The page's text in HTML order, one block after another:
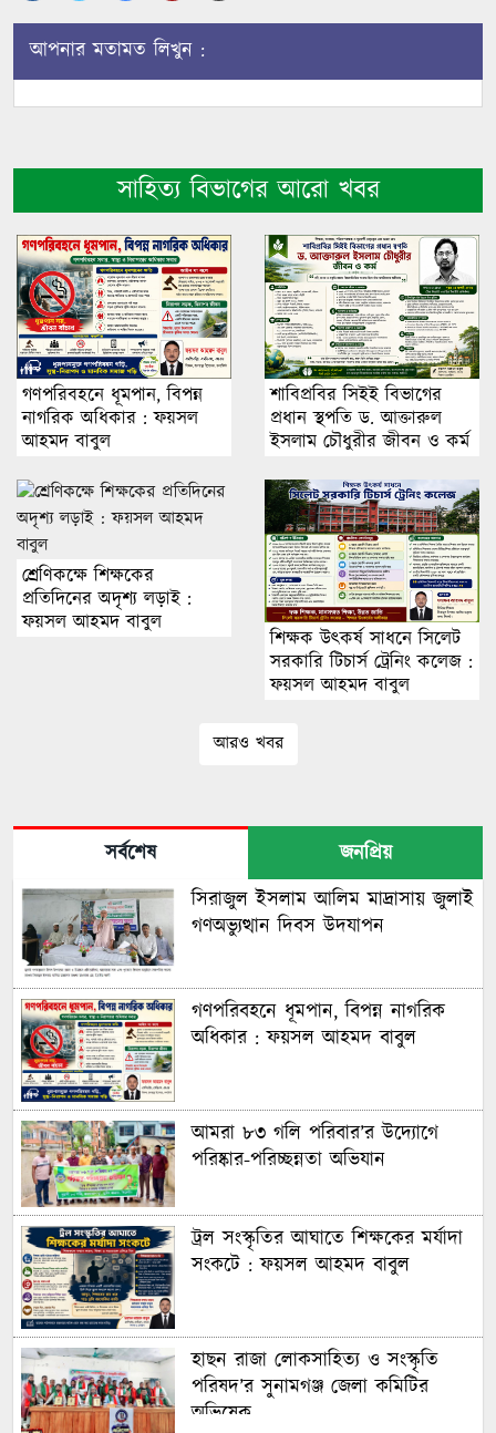
আপনার মতামত লিখুন :
সাহিত্য বিভাগের আরো খবর
গণপরিবহনে ধূমপান, বিপন্ন
নাগরিক অধিকার : ফয়সল
আহমদ বাবুল
শাবিপ্রবির সিইই বিভাগের
প্রধান স্থপতি ড. আক্তারুল
ইসলাম চৌধুরীর জীবন ও কর্ম
শ্রেণিকক্ষে শিক্ষকের
প্রতিদিনের অদৃশ্য লড়াই :
ফয়সল আহমদ বাবুল
শিক্ষক উৎকর্ষ সাধনে সিলেট
সরকারি টিচার্স ট্রেনিং কলেজ :
ফয়সল আহমদ বাবুল
আরও খবর
সর্বশেষ
জনপ্রিয়
সিরাজুল ইসলাম আলিম মাদ্রাসায় জুলাই
গণঅভ্যুত্থান দিবস উদযাপন
গণপরিবহনে ধূমপান, বিপন্ন নাগরিক
অধিকার : ফয়সল আহমদ বাবুল
আমরা ৮৩ গলি পরিবার’র উদ্যোগে
পরিষ্কার-পরিচ্ছন্নতা অভিযান
ট্রল সংস্কৃতির আঘাতে শিক্ষকের মর্যাদা
সংকটে : ফয়সল আহমদ বাবুল
হাছন রাজা লোকসাহিত্য ও সংস্কৃতি
পরিষদ’র সুনামগঞ্জ জেলা কমিটির
অভিষেক